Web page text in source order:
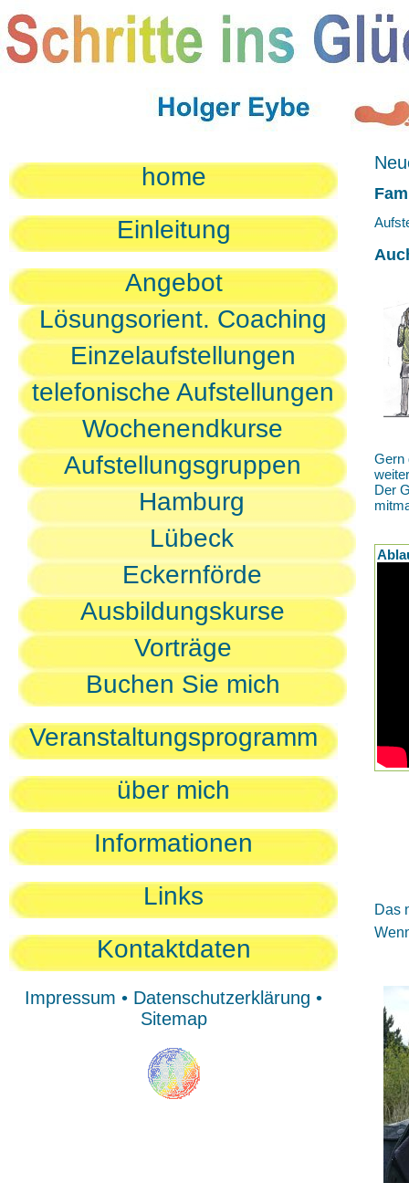
home
Einleitung
Angebot
Lösungsorient. Coaching
Einzelaufstellungen
telefonische Aufstellungen
Wochenendkurse
Aufstellungsgruppen
Hamburg
Lübeck
Eckernförde
Ausbildungskurse
Vorträge
Buchen Sie mich
Veranstaltungsprogramm
über mich
Informationen
Links
Kontaktdaten
Impressum • Datenschutzerklärung •
Sitemap
Gern
Der
Das